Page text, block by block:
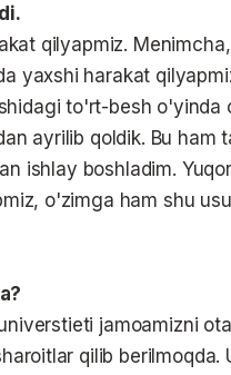
qilyapmiz.
yaxshi harakat
to'rt-besh o'yinda
ayrilib qoldik. Bu ham
ishlay boshladim.
o'zimga ham shu
jamoamizni
qilib berilmoqda.